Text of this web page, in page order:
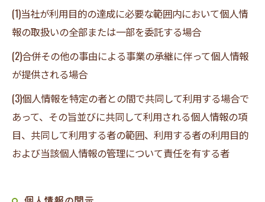
(1)当社が利用目的の達成に必要な範囲内において個人情
報の取扱いの全部または一部を委託する場合
(2)合併その他の事由による事業の承継に伴って個人情報
が提供される場合
(3)個人情報を特定の者との間で共同して利用する場合で
あって、その旨並びに共同して利用される個人情報の項
目、共同して利用する者の範囲、利用する者の利用目的
および当該個人情報の管理について責任を有する者
お問い合わせはこちら